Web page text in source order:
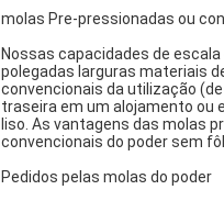
molas Pre-pressionadas ou
Nossas capacidades de
polegadas larguras materiais
convencionais da utilização
traseira em um alojamento ou
liso. As vantagens das molas
convencionais do poder sem
Pedidos pelas molas do poder